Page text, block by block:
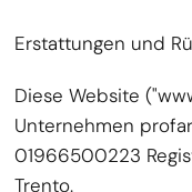
Erstattungen und
Diese Website
Unternehmen
01966500223
Trento.